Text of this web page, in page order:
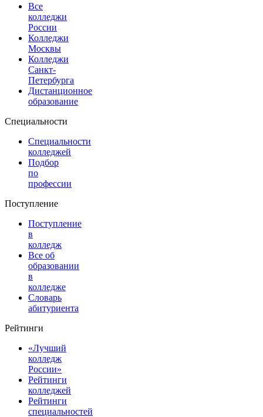
Все
колледжи
России
Колледжи
Москвы
Колледжи
Санкт-
Петербурга
Дистанционное
образование
Специальности
Специальности
колледжей
Подбор
по
профессии
Поступление
Поступление
в
колледж
Все об
образовании
в
колледже
Словарь
абитуриента
Рейтинги
«Лучший
колледж
России»
Рейтинги
колледжей
Рейтинги
специальностей